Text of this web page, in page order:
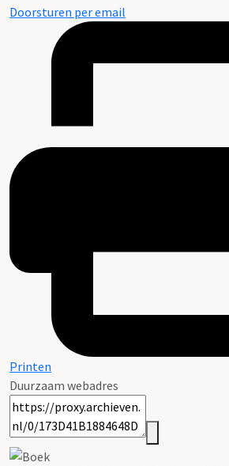
Doorsturen per email
Printen
Duurzaam webadres